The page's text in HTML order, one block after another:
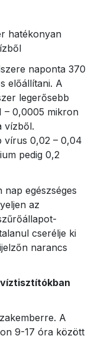
hatékonyan
naponta 370
előállítani. A
legerősebb
– 0,0005 mikron
vízből.
vírus 0,02 – 0,04
pedig 0,2
egészséges
az
cserélje ki
narancs
víztisztítókban
A
9-17 óra között